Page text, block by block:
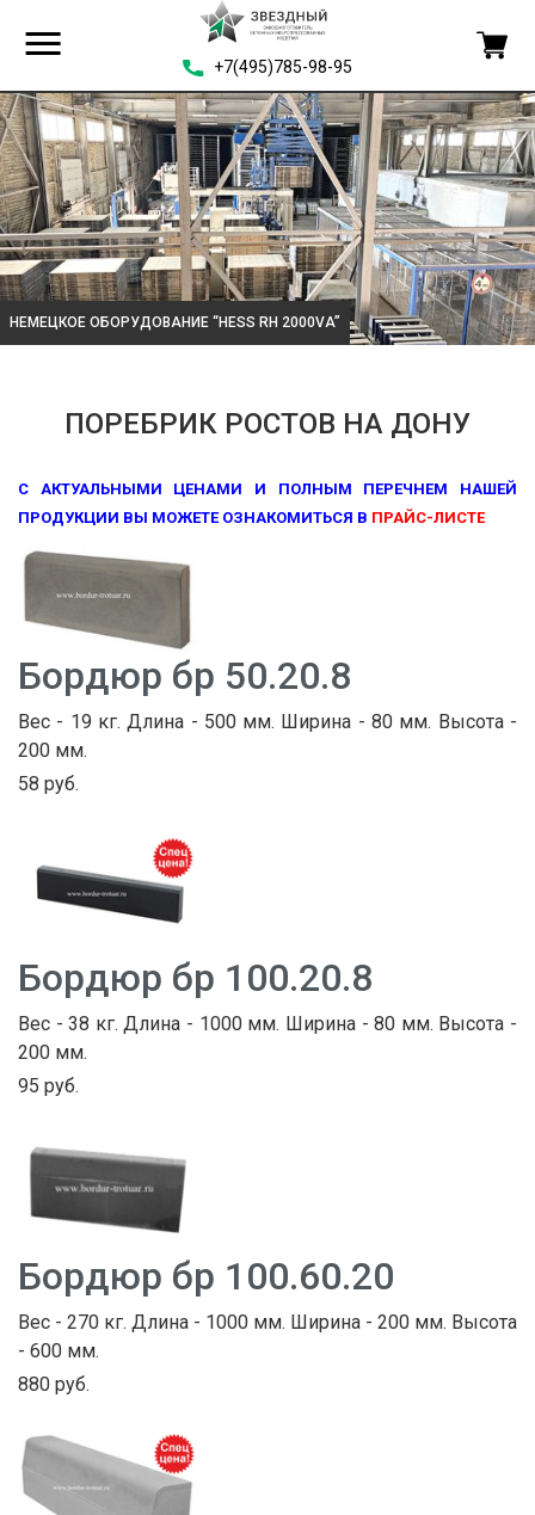
+7(495)785-98-95
НЕМЕЦКОЕ ОБОРУДОВАНИЕ “HESS RH 2000VA”
ПОРЕБРИК РОСТОВ НА ДОНУ
С АКТУАЛЬНЫМИ ЦЕНАМИ И ПОЛНЫМ ПЕРЕЧНЕМ НАШЕЙ
ПРОДУКЦИИ ВЫ МОЖЕТЕ ОЗНАКОМИТЬСЯ В ПРАЙС-ЛИСТЕ
Бордюр бр 50.20.8
Вес - 19 кг. Длина - 500 мм. Ширина - 80 мм. Высота -
200 мм.
58 руб.
Бордюр бр 100.20.8
Вес - 38 кг. Длина - 1000 мм. Ширина - 80 мм. Высота -
200 мм.
95 руб.
Бордюр бр 100.60.20
Вес - 270 кг. Длина - 1000 мм. Ширина - 200 мм. Высота
- 600 мм.
880 руб.